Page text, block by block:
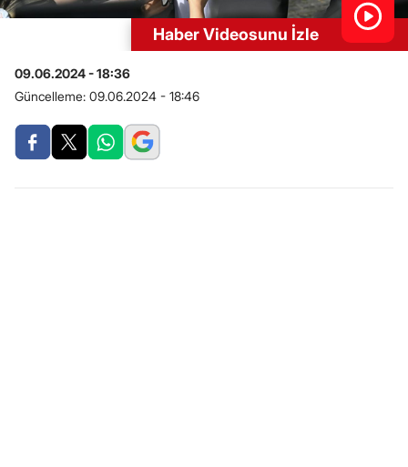
Haber Videosunu İzle
09.06.2024 - 18:36
Güncelleme: 09.06.2024 - 18:46